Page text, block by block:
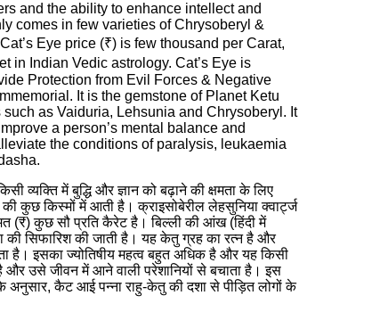
and the ability to enhance intellect and
comes in few varieties of Chrysoberyl &
Eye price (₹) is few thousand per Carat,
in Indian Vedic astrology. Cat’s Eye is
Protection from Evil Forces & Negative
It is the gemstone of Planet Ketu
as Vaiduria, Lehsunia and Chrysoberyl. It
a person’s mental balance and
the conditions of paralysis, leukaemia
में बुद्धि और ज्ञान को बढ़ाने की क्षमता के लिए
कुछ किस्मों में आती है। क्राइसोबेरील लेहसुनिया क्वार्ट्ज
(₹) कुछ सौ प्रति कैरेट है। बिल्ली की आंख (हिंदी में
की सिफारिश की जाती है। यह केतु ग्रह का रत्न है और
है। इसका ज्योतिषीय महत्व बहुत अधिक है और यह किसी
उसे जीवन में आने वाली परेशानियों से बचाता है। इस
कैट आई पन्ना राहु-केतु की दशा से पीड़ित लोगों के